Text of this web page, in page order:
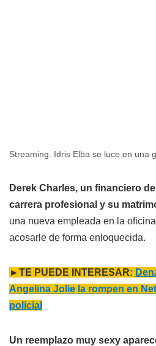
Streaming. Idris Elba se luce en una
Derek Charles, un financiero
carrera profesional y su
una nueva empleada en la
acosarle de forma enloquecida.
►TE PUEDE INTERESAR:
Angelina Jolie la rompen en
policial
Un reemplazo muy sexy